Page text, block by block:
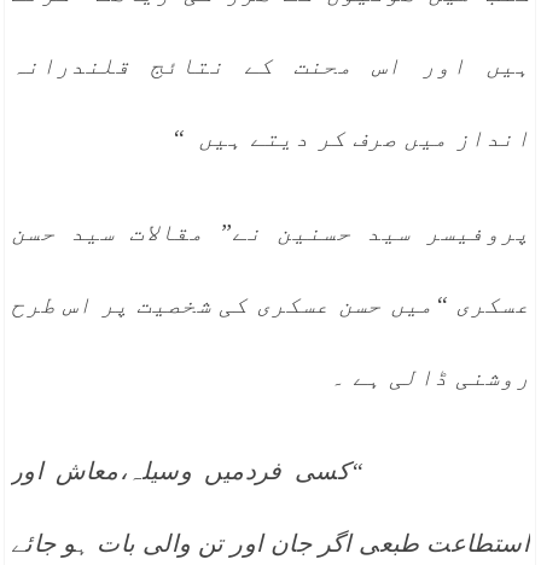
ہیں اور اس محنت کے نتائج قلندرانہ
انداز میں صرف کر دیتے ہیں “
پروفیسر سید حسنین نے” مقالات سید حسن
عسکری “میں حسن عسکری کی شخصیت پر اس طرح
روشنی ڈالی ہے ۔
“کسی فردمیں وسیلہ،معاش اور
استطاعت طبعی اگر جان اور تن والی بات ہو جائے